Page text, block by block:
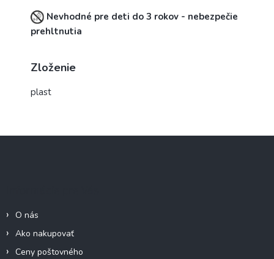
Nevhodné pre deti do 3 rokov - nebezpečie
prehltnutia
Zloženie
plast
O nás
Ako nakupovať
Ceny poštovného